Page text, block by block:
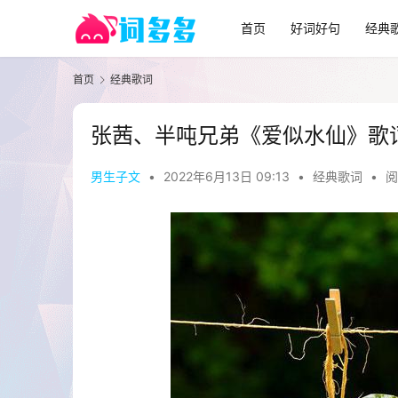
首页 好词好句 经典
首页 经典歌词
张茜、半吨兄弟《爱似水仙》歌
男生子文 • 2022年6月13日 09:13 • 经典歌词 •